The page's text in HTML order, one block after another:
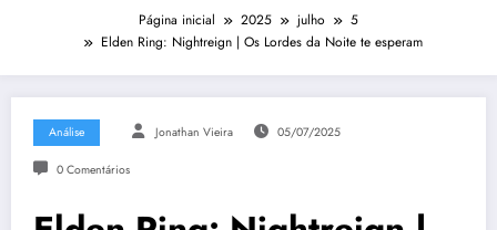
Página inicial 2025 julho
5
Elden Ring: Nightreign | Os Lordes da Noite te esperam
Análise Jonathan Vieira 05/07/2025
0 Comentários